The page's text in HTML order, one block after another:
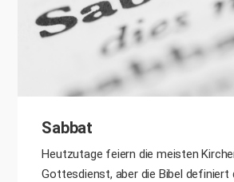
Sabbat
Heutzutage feiern die meisten
Gottesdienst, aber die Bibel definiert